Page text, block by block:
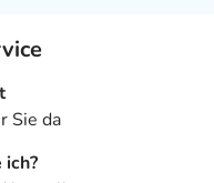
Sie da